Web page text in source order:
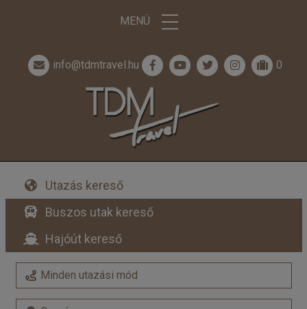
MENÜ
info@tdmtravel.hu 0
Utazás kereső
Buszos utak kereső
Hajóút kereső